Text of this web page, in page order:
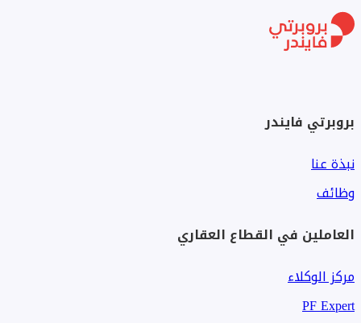
بروبرتي فايندر
نبذة عنا
وظائف
العاملين في القطاع العقاري
مركز الوكلاء
PF Expert